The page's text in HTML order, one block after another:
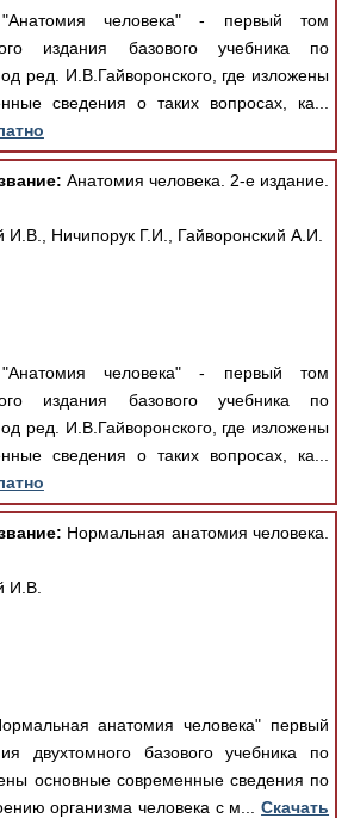
человека" - первый том
издания базового учебника по
ред. И.В.Гайворонского, где изложены
сведения о таких вопросах, ка...
Анатомия человека. 2-е издание.
И.В., Ничипорук Г.И., Гайворонский А.И.
человека" - первый том
издания базового учебника по
ред. И.В.Гайворонского, где изложены
сведения о таких вопросах, ка...
Нормальная анатомия человека.
И.В.
анатомия человека" первый
двухтомного базового учебника по
основные современные сведения по
организма человека с м...Скачать